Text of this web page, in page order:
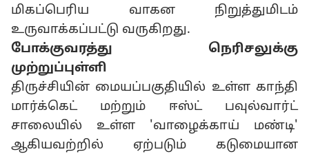
மிகப்பெரிய வாகன நிறுத்துமிடம்
உருவாக்கப்பட்டு வருகிறது.
போக்குவரத்து நெரிசலுக்கு
முற்றுப்புள்ளி
திருச்சியின் மையப்பகுதியில் உள்ள காந்தி
மார்க்கெட் மற்றும் ஈஸ்ட் பவுல்வார்ட்
சாலையில் உள்ள 'வாழைக்காய் மண்டி'
ஆகியவற்றில் ஏற்படும் கடுமையான